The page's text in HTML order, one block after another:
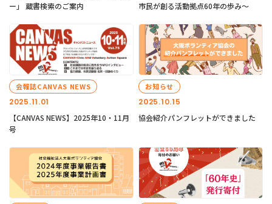
ー」 蔵書検索のご案内
市民が創る活動拠点60年の歩み～
2025.11.01
会報誌CANVAS NEWS
【CANVAS NEWS】2025年10・11月
号
2025.10.15
お知らせ
協会紹介パンフレットができました